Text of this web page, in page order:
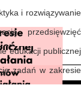
i rozwiązywanie
przedsięwzięć
edukacji publicznej
zadań w zakresie